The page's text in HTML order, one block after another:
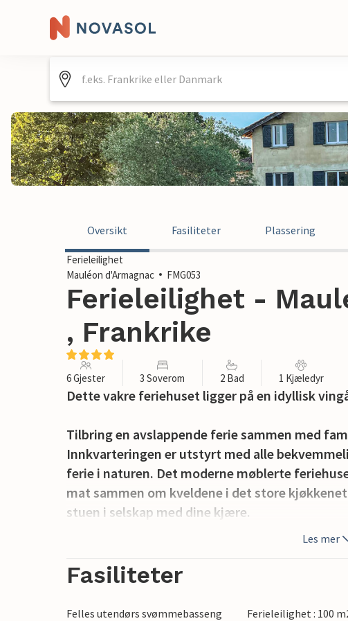
Oversikt Fasiliteter Plassering
Ferieleilighet
Mauléon d'Armagnac
FMG053
Ferieleilighet -
, Frankrike
6 Gjester 3 Soverom 2 Bad 1 Kjæledyr
Dette vakre feriehuset ligger på en idyllisk
Tilbring en avslappende ferie sammen med
Innkvarteringen er utstyrt med alle
ferie i naturen. Det moderne møblerte
mat sammen om kveldene i det store
stuen i selskap med dine kjære.
svømmebassenget og bad i noen timer i
hektiske hverdagen og sette deg selv i slow-
Les mer
Fasiliteter
Felles utendørs svømmebasseng Ferieleilighet : 100